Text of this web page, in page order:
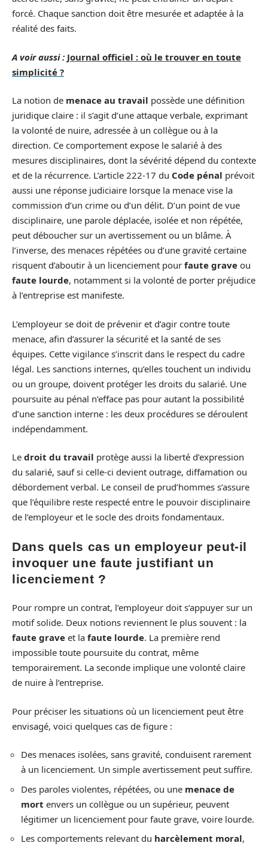
forcé. Chaque sanction doit être mesurée et adaptée à la
réalité des faits.
A voir aussi : Journal officiel : où le trouver en toute
simplicité ?
La notion de menace au travail possède une définition
juridique claire : il s’agit d’une attaque verbale, exprimant
la volonté de nuire, adressée à un collègue ou à la
direction. Ce comportement expose le salarié à des
mesures disciplinaires, dont la sévérité dépend du contexte
et de la récurrence. L’article 222-17 du Code pénal prévoit
aussi une réponse judiciaire lorsque la menace vise la
commission d’un crime ou d’un délit. D’un point de vue
disciplinaire, une parole déplacée, isolée et non répétée,
peut déboucher sur un avertissement ou un blâme. À
l’inverse, des menaces répétées ou d’une gravité certaine
risquent d’aboutir à un licenciement pour faute grave ou
faute lourde, notamment si la volonté de porter préjudice
à l’entreprise est manifeste.
L’employeur se doit de prévenir et d’agir contre toute
menace, afin d’assurer la sécurité et la santé de ses
équipes. Cette vigilance s’inscrit dans le respect du cadre
légal. Les sanctions internes, qu’elles touchent un individu
ou un groupe, doivent protéger les droits du salarié. Une
poursuite au pénal n’efface pas pour autant la possibilité
d’une sanction interne : les deux procédures se déroulent
indépendamment.
Le droit du travail protège aussi la liberté d’expression
du salarié, sauf si celle-ci devient outrage, diffamation ou
débordement verbal. Le conseil de prud’hommes s’assure
que l’équilibre reste respecté entre le pouvoir disciplinaire
de l’employeur et le socle des droits fondamentaux.
Dans quels cas un employeur peut-il
invoquer une faute justifiant un
licenciement ?
Pour rompre un contrat, l’employeur doit s’appuyer sur un
motif solide. Deux notions reviennent le plus souvent : la
faute grave et la faute lourde. La première rend
impossible toute poursuite du contrat, même
temporairement. La seconde implique une volonté claire
de nuire à l’entreprise.
Pour préciser les situations où un licenciement peut être
envisagé, voici quelques cas de figure :
Des menaces isolées, sans gravité, conduisent rarement
à un licenciement. Un simple avertissement peut suffire.
Des paroles violentes, répétées, ou une menace de
mort envers un collègue ou un supérieur, peuvent
légitimer un licenciement pour faute grave, voire lourde.
Les comportements relevant du harcèlement moral,